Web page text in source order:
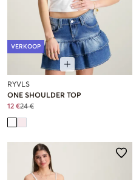
VERKOOP
RYVLS
ONE SHOULDER TOP
12 €24 €